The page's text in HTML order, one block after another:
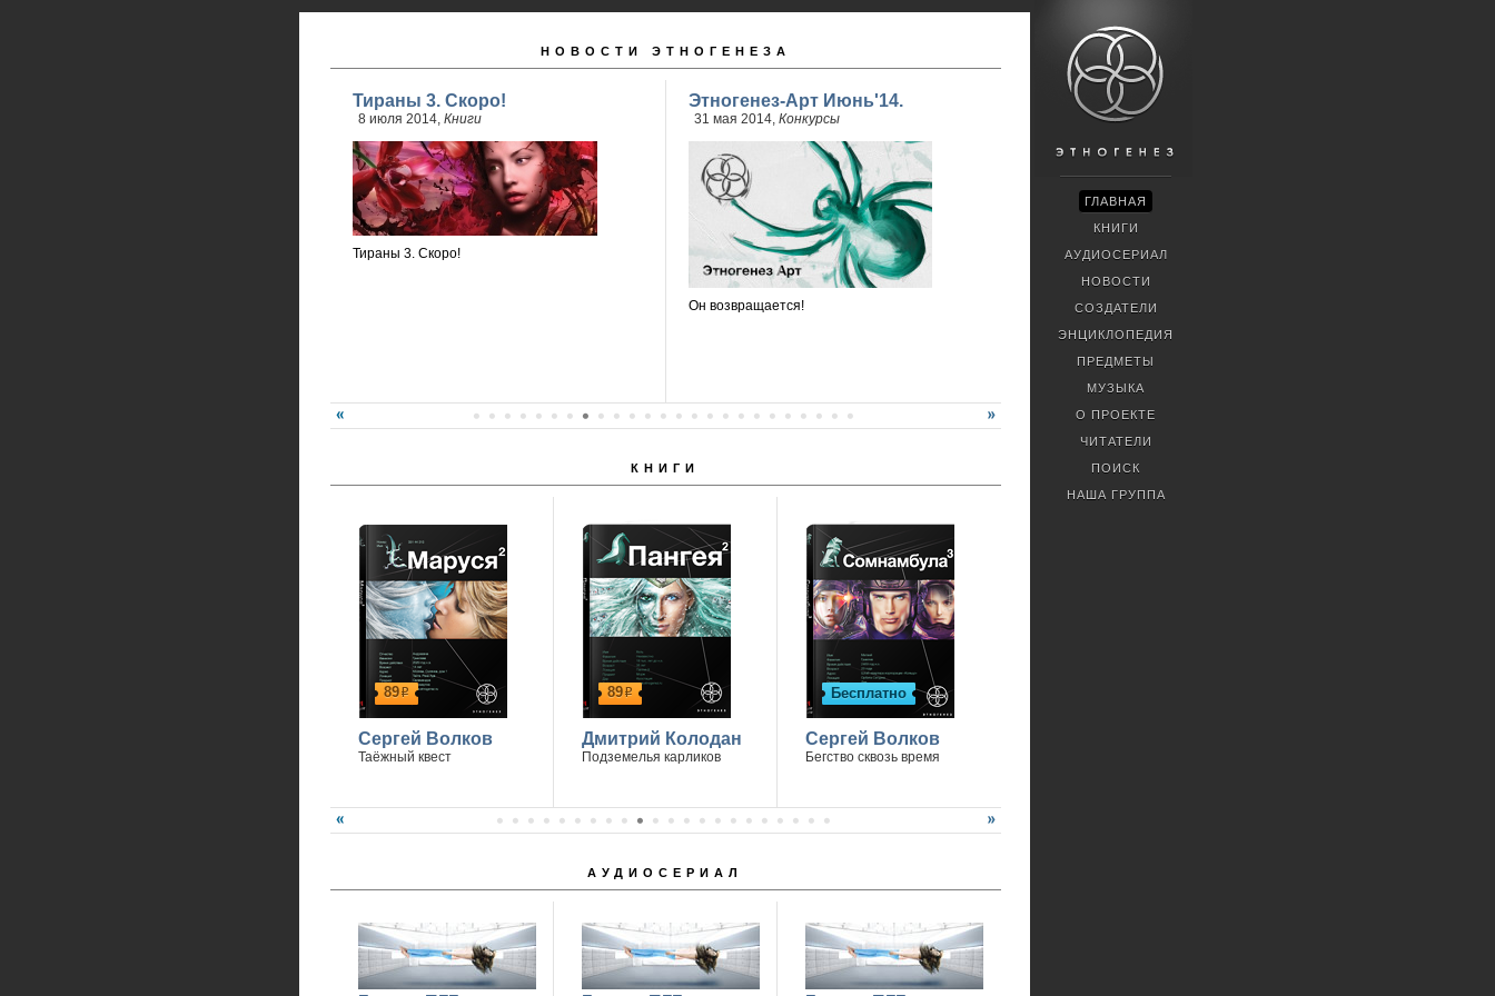
НОВОСТИ ЭТНОГЕНЕЗА
Тираны 3. Скоро!
8 июля 2014, Книги
Тираны 3. Скоро!
Этногенез-Арт Июнь'14.
31 мая 2014, Конкурсы
Он возвращается!
КНИГИ
89р
Сергей Волков
Таёжный квест
89р
Дмитрий Колодан
Подземелья карликов
Бесплатно
Сергей Волков
Бегство сквозь время
АУДИОСЕРИАЛ
ГЛАВНАЯ
КНИГИ
АУДИОСЕРИАЛ
НОВОСТИ
СОЗДАТЕЛИ
ЭНЦИКЛОПЕДИЯ
ПРЕДМЕТЫ
МУЗЫКА
О ПРОЕКТЕ
ЧИТАТЕЛИ
ПОИСК
НАША ГРУППА